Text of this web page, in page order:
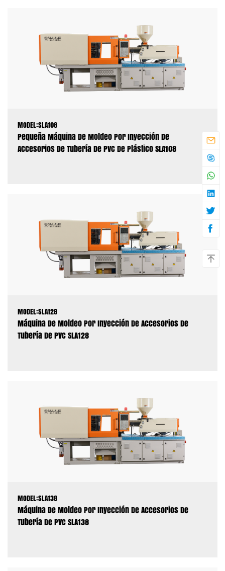
MODEL:SLA108
Pequeña Máquina De Moldeo Por Inyección De
Accesorios De Tubería De PVC De Plástico SLA108
MODEL:SLA128
Máquina De Moldeo Por Inyección De Accesorios De
Tubería De PVC SLA128
MODEL:SLA138
Máquina De Moldeo Por Inyección De Accesorios De
Tubería De PVC SLA138